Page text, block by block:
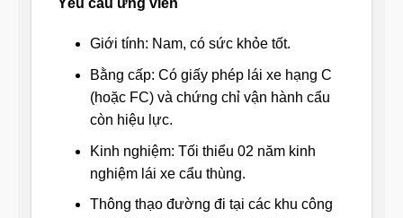
Giới tính: Nam, có sức khỏe tốt.
Bằng cấp: Có giấy phép lái xe hạng C
(hoặc FC) và chứng chỉ vận hành cẩu
còn hiệu lực.
Kinh nghiệm: Tối thiểu 02 năm kinh
nghiệm lái xe cẩu thùng.
Thông thạo đường đi tại các khu công